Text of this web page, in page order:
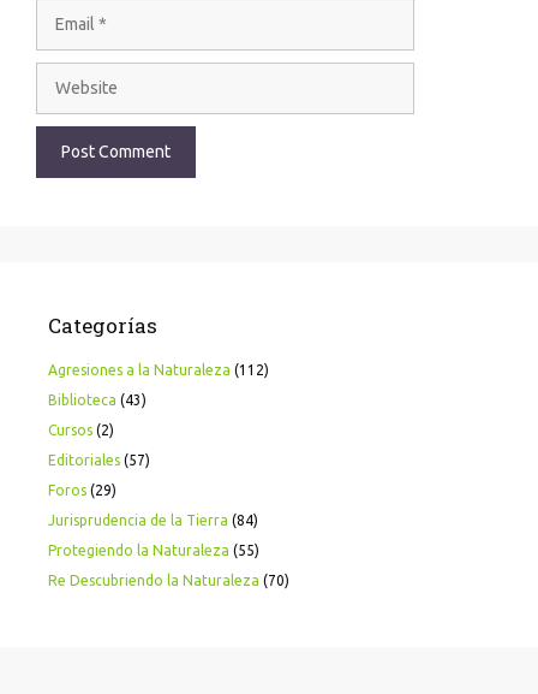
Categorías
Agresiones a la Naturaleza (112)
Biblioteca (43)
Cursos (2)
Editoriales (57)
Foros (29)
Jurisprudencia de la Tierra (84)
Protegiendo la Naturaleza (55)
Re Descubriendo la Naturaleza (70)